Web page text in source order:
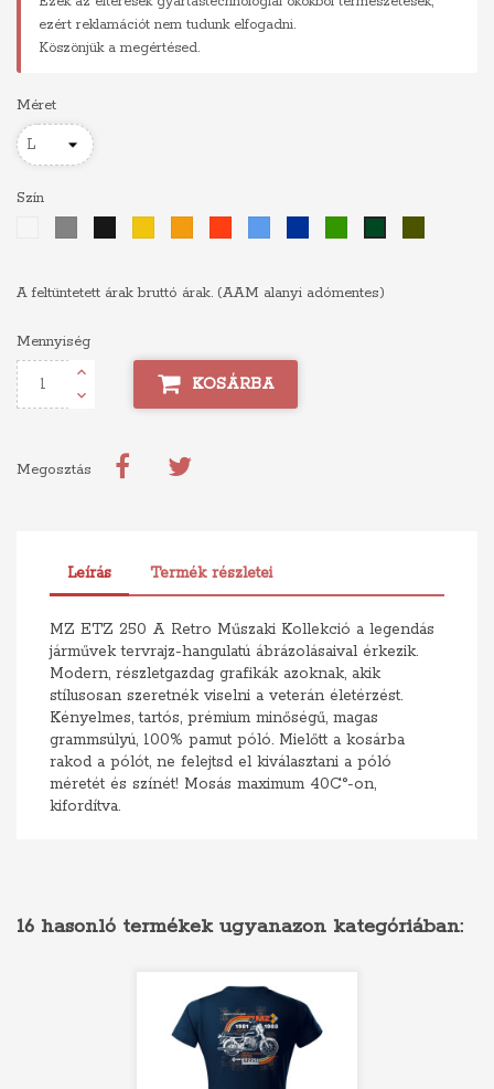
ezért reklamációt nem tudunk elfogadni.
Köszönjük a megértésed.
Méret
Szín
A feltüntetett árak bruttó árak. (AAM alanyi adómentes)
Mennyiség
KOSÁRBA
Megosztás
Leírás Termék részletei
MZ ETZ 250 A Retro Műszaki Kollekció a legendás
járművek tervrajz-hangulatú ábrázolásaival érkezik.
Modern, részletgazdag grafikák azoknak, akik
stílusosan szeretnék viselni a veterán életérzést.
Kényelmes, tartós, prémium minőségű, magas
grammsúlyú, 100% pamut póló. Mielőtt a kosárba
rakod a pólót, ne felejtsd el kiválasztani a póló
méretét és színét! Mosás maximum 40C°-on,
kifordítva.
16 hasonló termékek ugyanazon kategóriában: